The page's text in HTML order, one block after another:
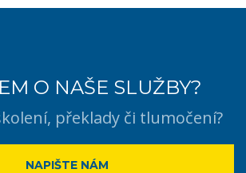
O NAŠE SLUŽBY?
překlady či tlumočení?
NAPIŠTE NÁM